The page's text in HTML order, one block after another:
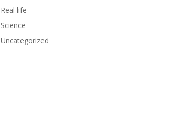
Real life
Science
Uncategorized